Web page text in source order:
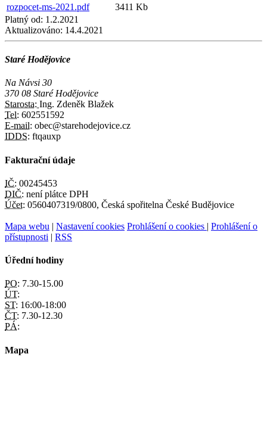
rozpocet-ms-2021.pdf
3411 Kb
Platný od: 1.2.2021
Aktualizováno: 14.4.2021
Staré Hodějovice
Na Návsi 30
370 08 Staré Hodějovice
Starosta: Ing. Zdeněk Blažek
Tel: 602551592
E-mail: obec@starehodejovice.cz
IDDS: ftqauxp
Fakturační údaje
IČ: 00245453
DIČ: není plátce DPH
Účet: 0560407319/0800, Česká spořitelna České Budějovice
Mapa webu | Nastavení cookies Prohlášení o cookies | Prohlášení o
přístupnosti | RSS
Úřední hodiny
PO: 7.30-15.00
ÚT:
ST: 16:00-18:00
ČT: 7.30-12.30
PÁ:
Mapa